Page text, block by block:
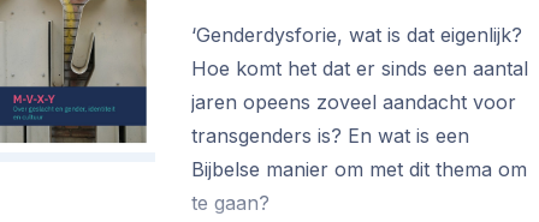
‘Genderdysforie, wat is dat eigenlijk?
Hoe komt het dat er sinds een aantal
jaren opeens zoveel aandacht voor
transgenders is? En wat is een
Bijbelse manier om met dit thema om
te gaan?